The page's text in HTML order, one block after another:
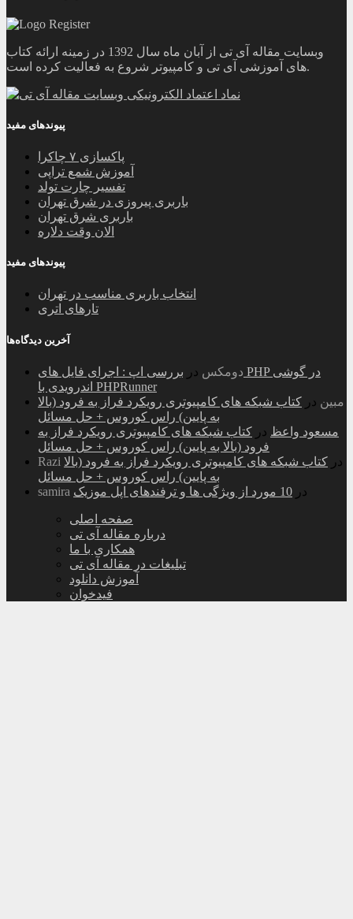
وبسایت مقاله آی تی از آبان ماه سال 1392 در زمینه ارائه کتاب
های آموزشی آی تی و کامپیوتر شروع به فعالیت کرده است.
پیوندهای مفید
پاکسازی ۷ چاکرا
آموزش شمع تراپی
تفسیر چارت تولد
باربری پیروزی در شرق تهران
باربری شرق تهران
الان وقت دلاره
پیوندهای مفید
انتخاب باربری مناسب در تهران
تارهای اتری
آخرین دیدگاه‌ها
دومکس در بررسی اپ : اجرای فایل های PHP در گوشی
اندرویدی با PHPRunner
مبین در کتاب شبکه های کامپیوتری رویکرد فراز به فرود (بالا
به پایین) راس کوروس + حل مسائل
مسعود واعظ در کتاب شبکه های کامپیوتری رویکرد فراز به
فرود (بالا به پایین) راس کوروس + حل مسائل
Razi
در کتاب شبکه های کامپیوتری رویکرد فراز به فرود (بالا
به پایین) راس کوروس + حل مسائل
samira
در 10 مورد از ویژگی ها و ترفندهای اپل موزیک
صفحه اصلی
درباره مقاله آی تی
همکاری با ما
تبلیغات در مقاله آی تی
آموزش دانلود
فیدخوان